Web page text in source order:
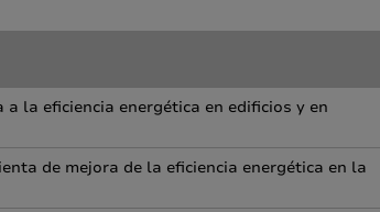
la eficiencia energética en edificios y en
de mejora de la eficiencia energética en la